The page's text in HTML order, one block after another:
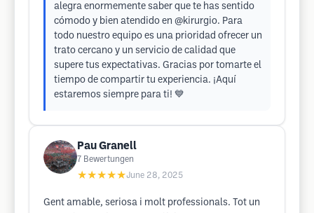
alegra enormemente saber que te has sentido
cómodo y bien atendido en @kirurgio. Para
todo nuestro equipo es una prioridad ofrecer un
trato cercano y un servicio de calidad que
supere tus expectativas. Gracias por tomarte el
tiempo de compartir tu experiencia. ¡Aquí
estaremos siempre para ti! 💙
Pau Granell
7 Bewertungen
★★★★★June 28, 2025
Gent amable, seriosa i molt professionals. Tot un